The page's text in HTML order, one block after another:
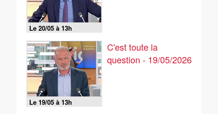
Le 20/05 à 13h
Le 19/05 à 13h
C'est toute la
question - 19/05/2026